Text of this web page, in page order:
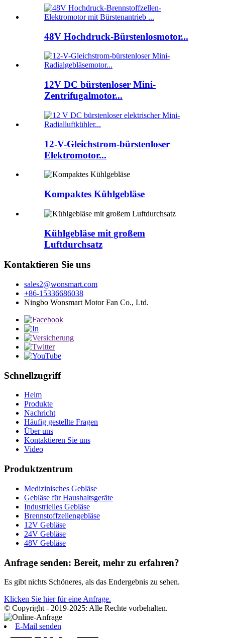
48V Hochdruck-Bürstenlosmotor...
12V DC bürstenloser Mini-
Zentrifugalmotor...
12-V-Gleichstrom-bürstenloser
Elektromotor...
Kompaktes Kühlgebläse
Kühlgebläse mit großem
Luftdurchsatz
Kontaktieren Sie uns
sales2@wonsmart.com
+86-15336686038
Ningbo Wonsmart Motor Fan Co., Ltd.
Schnellzugriff
Heim
Produkte
Nachricht
Häufig gestellte Fragen
Über uns
Kontaktieren Sie uns
Video
Produktzentrum
Medizinisches Gebläse
Gebläse für Haushaltsgeräte
Industrielles Gebläse
Brennstoffzellengebläse
12V Gebläse
24V Gebläse
48V Gebläse
Anfrage senden: Bereit, mehr zu erfahren?
Es gibt nichts Schöneres, als das Endergebnis zu sehen.
Klicken Sie hier für eine Anfrage.
© Copyright - 2019-2025: Alle Rechte vorbehalten.
E-Mail senden